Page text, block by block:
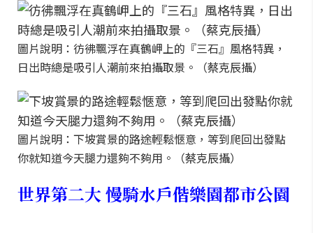
圖片說明：彷彿飄浮在真鶴岬上的『三石』風格特異，
日出時總是吸引人潮前來拍攝取景。（蔡克辰攝）
圖片說明：下坡賞景的路途輕鬆愜意，等到爬回出發點
你就知道今天腿力還夠不夠用。（蔡克辰攝）
世界第二大 慢騎水戶偕樂園都市公園